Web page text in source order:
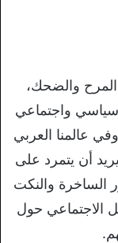
والضحك،
واجتماعي
عالمنا العربي
أن يتمرد على
الساخرة والنكت
الاجتماعي حول